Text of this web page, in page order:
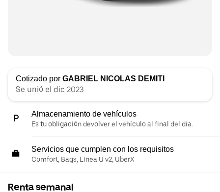
Cotizado por GABRIEL NICOLAS DEMITI
Se unió el dic 2023
Almacenamiento de vehículos
Es tu obligación devolver el vehículo al final del día.
Servicios que cumplen con los requisitos
Comfort, Bags, Línea U v2, UberX
Renta semanal